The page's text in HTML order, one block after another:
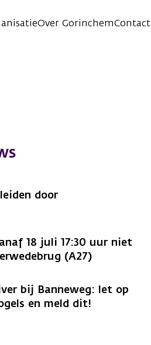
Over GorinchemContact
door
18 juli 17:30 uur niet
(A27)
bij Banneweg: let op
en meld dit!